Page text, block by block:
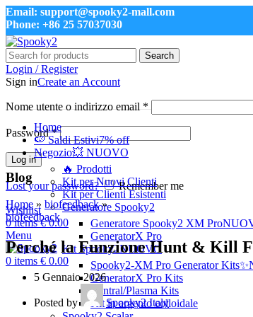
Email: support@spooky2-mall.com
Phone: +86 25 57037030
Search
Login / Register
Sign inCreate an Account
Nome utente o indirizzo email*
Password*
Log in
Lost your password?
Remember me
Wishlist
0items €0.00
Menu
0 items € 0.00
Home
🍉 Saldi Estivi7% off
Negozio💥 NUOVO
🔥 Prodotti
Kit per Nuovi Clienti
Kit per Clienti Esistenti
Generatore Spooky2
Generatore Spooky2 XM Pro
GeneratorX Pro
Kit Spooky2NUOVO
Spooky2-XM Pro Generator Kits
GeneratorX Pro Kits
Central/Plasma Kits
Kit in argento colloidale
Blog
Home » biofeedback»
biofeedback
Perché la Funzione Hunt & Kill
5 Gennaio 2026
Posted by Spooky2 Italy